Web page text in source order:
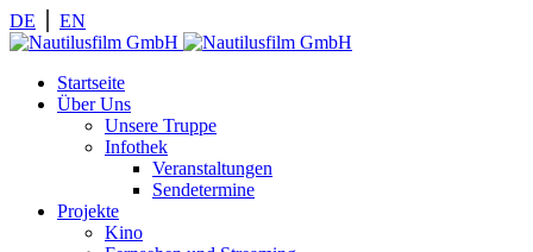
DE EN
Startseite
Über Uns
Unsere Truppe
Infothek
Veranstaltungen
Sendetermine
Projekte
Kino